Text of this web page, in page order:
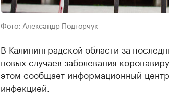
Фото: Александр Подгорчук
В Калининградской области за
новых случаев заболевания
этом сообщает информационный
инфекцией.